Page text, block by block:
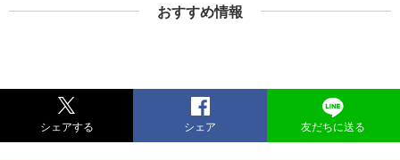
おすすめ情報
シェアする シェア 友だちに送る